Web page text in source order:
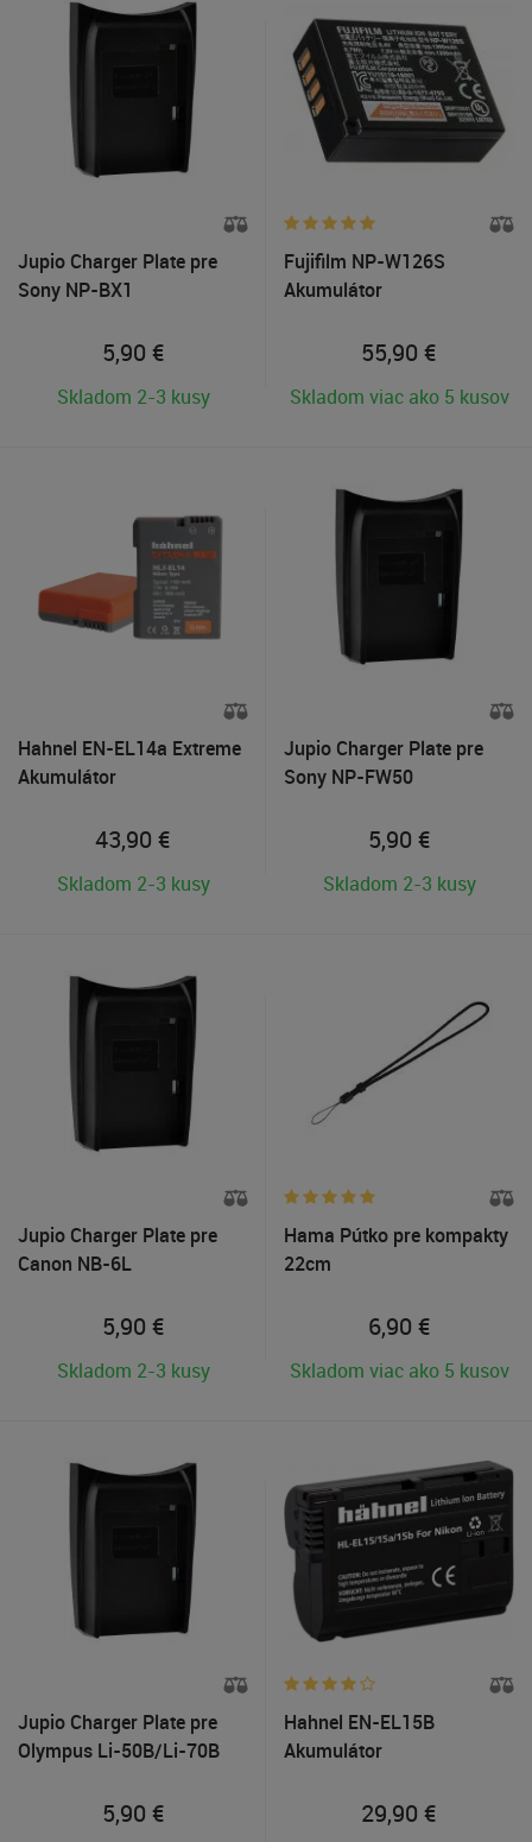
Jupio Charger Plate pre
Sony NP-BX1
5,90 €
Skladom 2-3 kusy
Fujifilm NP-W126S
Akumulátor
55,90 €
Skladom viac ako 5 kusov
Hahnel EN-EL14a Extreme
Akumulátor
43,90 €
Skladom 2-3 kusy
Jupio Charger Plate pre
Sony NP-FW50
5,90 €
Skladom 2-3 kusy
Jupio Charger Plate pre
Canon NB-6L
5,90 €
Skladom 2-3 kusy
Hama Pútko pre kompakty
22cm
6,90 €
Skladom viac ako 5 kusov
Jupio Charger Plate pre
Olympus Li-50B/Li-70B
5,90 €
Hahnel EN-EL15B
Akumulátor
29,90 €